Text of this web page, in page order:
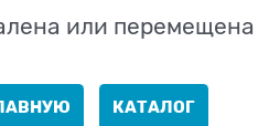
или перемещена
КАТАЛОГ